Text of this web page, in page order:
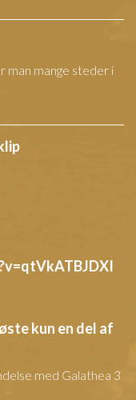
man mange steder i
kun en del af
med Galathea 3